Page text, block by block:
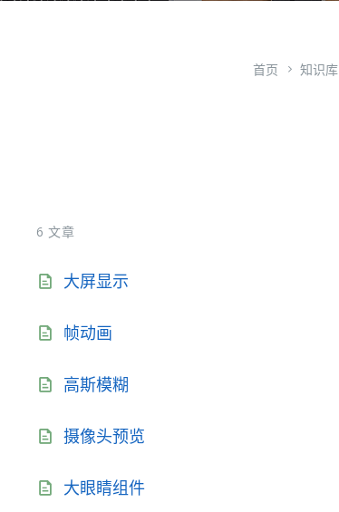
首页 知识库
6 文章
大屏显示
帧动画
高斯模糊
摄像头预览
大眼睛组件